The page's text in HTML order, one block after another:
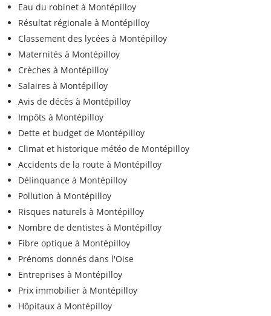
Eau du robinet à Montépilloy
Résultat régionale à Montépilloy
Classement des lycées à Montépilloy
Maternités à Montépilloy
Crèches à Montépilloy
Salaires à Montépilloy
Avis de décès à Montépilloy
Impôts à Montépilloy
Dette et budget de Montépilloy
Climat et historique météo de Montépilloy
Accidents de la route à Montépilloy
Délinquance à Montépilloy
Pollution à Montépilloy
Risques naturels à Montépilloy
Nombre de dentistes à Montépilloy
Fibre optique à Montépilloy
Prénoms donnés dans l'Oise
Entreprises à Montépilloy
Prix immobilier à Montépilloy
Hôpitaux à Montépilloy